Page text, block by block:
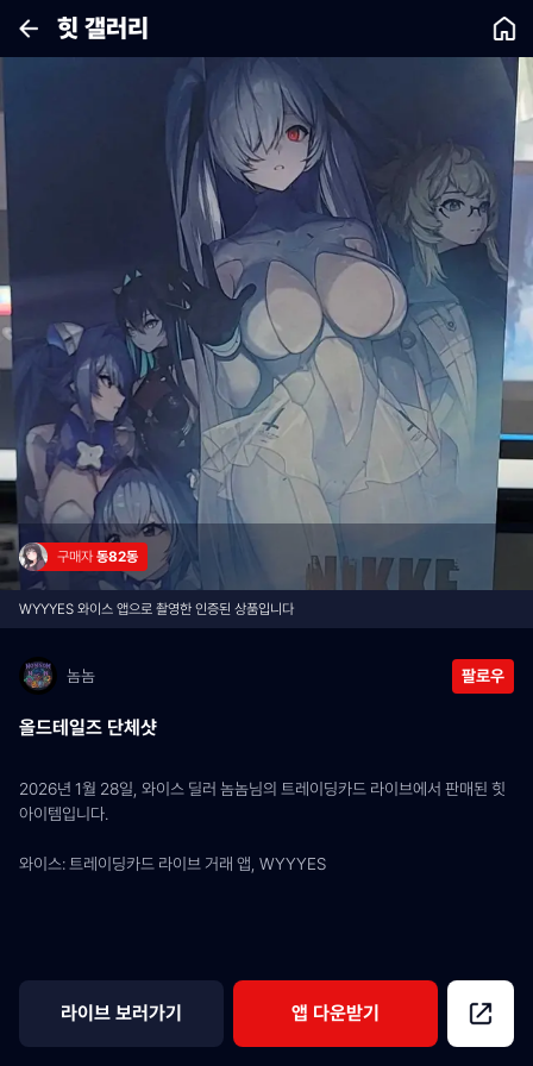
힛 갤러리
구매자 동82동
WYYYES 와이스 앱으로 촬영한 인증된 상품입니다
놈놈 팔로우
올드테일즈 단체샷
2026년 1월 28일, 와이스 딜러 놈놈님의 트레이딩카드 라이브에서 판매된 힛
아이템입니다.
와이스: 트레이딩카드 라이브 거래 앱, WYYYES
라이브 보러가기 앱 다운받기